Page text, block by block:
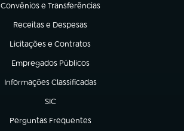
Convênios e Transferências
(abre em nova aba)
Receitas e Despesas
(abre em nova aba)
Licitações e Contratos
(abre em nova aba)
Empregados Públicos
(abre em nova aba)
Informações Classificadas
(abre em nova aba)
SIC
(abre em nova aba)
Perguntas Frequentes
(abre em nova aba)